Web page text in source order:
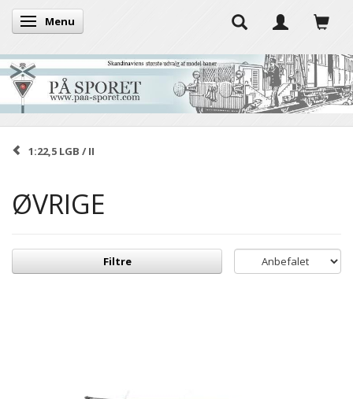
Skifte navigation
Menu
1:22,5 LGB / II
ØVRIGE
Filtre